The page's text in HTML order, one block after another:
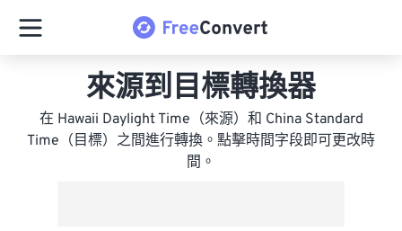
來源到目標轉換器
在 Hawaii Daylight Time（來源）和 China Standard
Time（目標）之間進行轉換。點擊時間字段即可更改時
間。